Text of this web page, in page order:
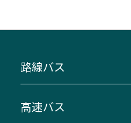
路線バス
主要停留所案内図・時
高速バス